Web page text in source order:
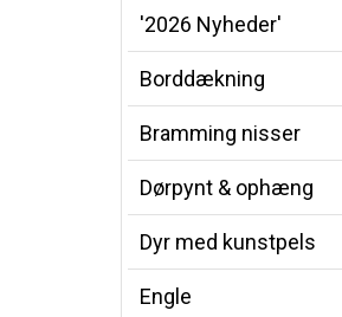
'2026 Nyheder'
Borddækning
Bramming nisser
Dørpynt & ophæng
Dyr med kunstpels
Engle